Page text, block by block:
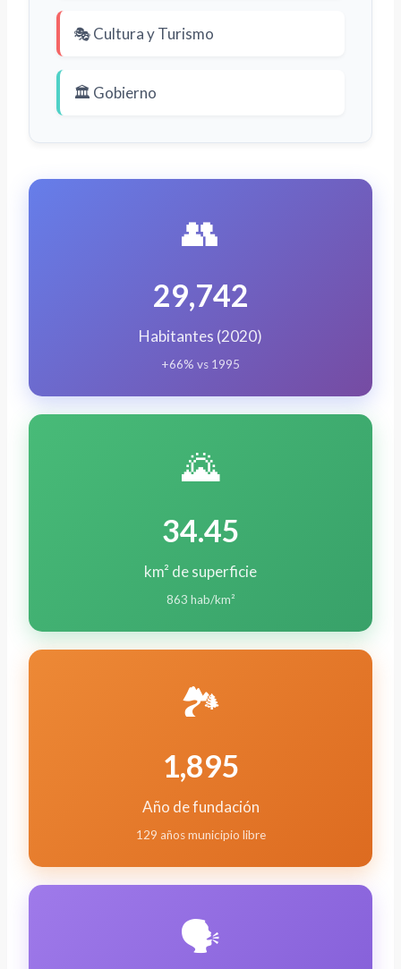
🎭 Cultura y Turismo
🏛️ Gobierno
👥
29,742
Habitantes (2020)
+66% vs 1995
🌄
34.45
km² de superficie
863 hab/km²
🏞️
1,895
Año de fundación
129 años municipio libre
🗣️